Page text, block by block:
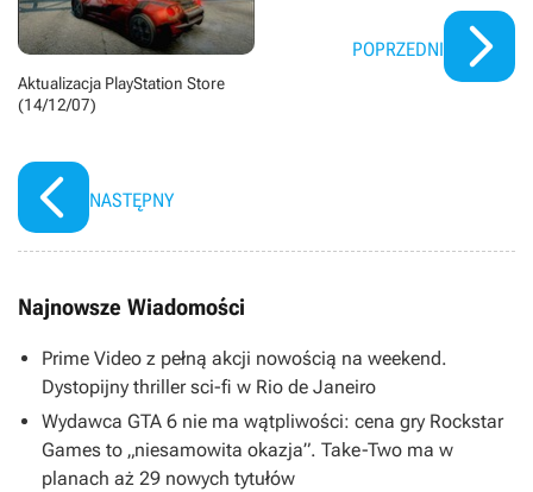
Aktualizacja PlayStation Store
(14/12/07)
NASTĘPNY
POPRZEDNI
Najnowsze Wiadomości
Prime Video z pełną akcji nowością na weekend.
Dystopijny thriller sci-fi w Rio de Janeiro
Wydawca GTA 6 nie ma wątpliwości: cena gry Rockstar
Games to „niesamowita okazja”. Take-Two ma w
planach aż 29 nowych tytułów